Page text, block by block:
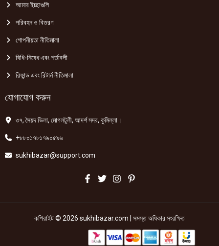
আমার ইচ্ছাগুলি
পরিবহন ও বিতরণ
গোপনীয়তা নীতিমালা
বিধি-নিষেধ এবং শর্তাবলী
রিফান্ড এবং রিটার্ন নীতিমালা
যোগাযোগ করুন
৩৭, সৈয়দ ভিলা, মোগলটুলী, আদর্শ সদর, কুমিল্লা।
+৮৮০১৭৮১৭৯০৫৯৬
sukhibazar@support.com
কপিরাইট © 2026 sukhibazar.com | সমস্ত অধিকার সংরক্ষিত